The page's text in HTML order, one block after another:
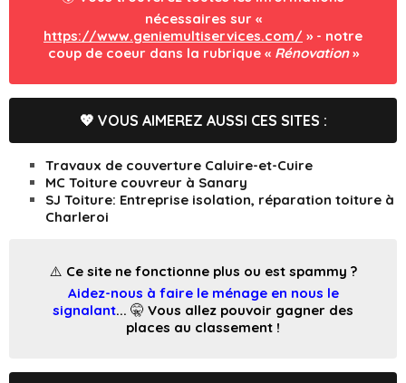
nécessaires sur «
https://www.geniemultiservices.com/ » - notre
coup de coeur dans la rubrique « Rénovation»
💖 VOUS AIMEREZ AUSSI CES SITES :
Travaux de couverture Caluire-et-Cuire
MC Toiture couvreur à Sanary
SJ Toiture: Entreprise isolation, réparation toiture à
Charleroi
⚠️ Ce site ne fonctionne plus ou est spammy ?
Aidez-nous à faire le ménage en nous le
signalant... 🤫 Vous allez pouvoir gagner des
places au classement !